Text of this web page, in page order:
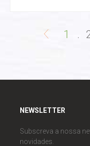
1
NEWSLETTER
Subscreva a nossa
novidades.